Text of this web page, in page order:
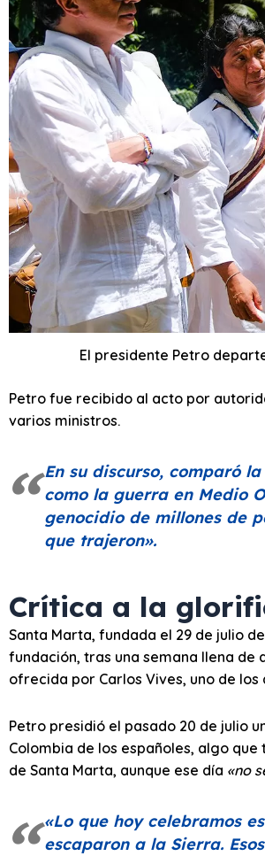
El presidente Petro
Petro fue recibido al acto por
varios ministros.
En su discurso, comparó
como la guerra en Medio
genocidio de millones de
que trajeron».
Crítica a la
Santa Marta, fundada el 29 de julio
fundación, tras una semana llena de
ofrecida por Carlos Vives, uno de
Petro presidió el pasado 20 de julio
Colombia de los españoles, algo
de Santa Marta, aunque ese día «no
«Lo que hoy celebramos
escaparon a la Sierra.